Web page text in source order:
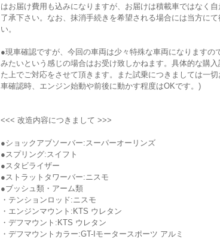
はお届け費用も込みになりますが、お届けは積載車ではなく
了承下さい。なお、抹消手続きを希望される場合には当方に
い。
●現車確認ですが、今回の車両は少々特殊な車両になりますの
みたいという感じの場合はお受け致しかねます。具体的な購
た上でご対応をさせて頂きます。また試乗につきましては一
車確認時、エンジン始動や前後に動かす程度はOKです。)
<<< 改造内容につきまして >>>
●ショックアブソーバー:スーパーオーリンズ
●スプリング:スイフト
●スタビライザー
●ストラットタワーバー:ニスモ
●ブッシュ類・アーム類
・テンションロッド:ニスモ
・エンジンマウント:KTS ウレタン
・デフマウント:KTS ウレタン
・デフマウントカラー:GT-Iモータースポーツ アルミ